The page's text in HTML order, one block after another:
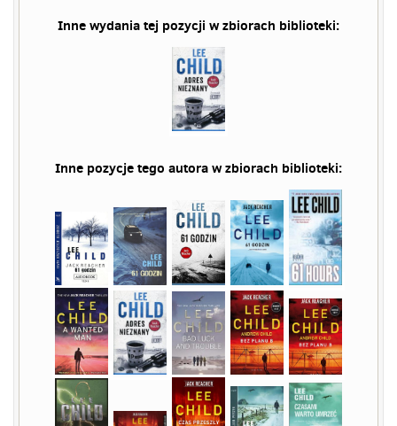
Inne wydania tej pozycji w zbiorach biblioteki:
Inne pozycje tego autora w zbiorach biblioteki: